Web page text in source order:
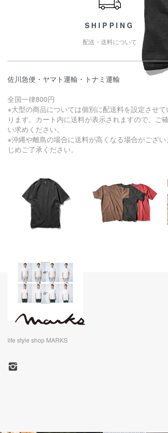
SHIPPING
配送・送料について
佐川急便・ヤマト運輸・トナミ運輸
全国一律800円
※大型の商品については個別に配送料を設定させ
ります。カート内に送料が表示されますので、ご
い求めください。
※沖縄や離島の場合に送料が高くなる場合がござ
じめご了承ください。
life style shop MARKS